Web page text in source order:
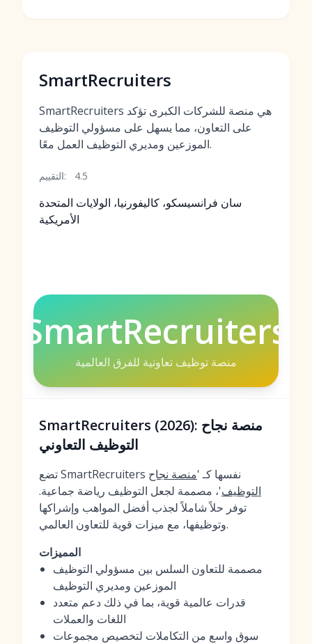
SmartRecruiters
SmartRecruiters هي منصة للشركات الكبرى تؤكد
على التعاون، مما يسهل على مسؤولي التوظيف
الموزعين ومديري التوظيف العمل معًا.
التقييم: 4.5
سان فرانسيسكو، كاليفورنيا، الولايات المتحدة
الأمريكية
SmartRecruiters
منصة توظيف تعاونية للفرق العالمية
SmartRecruiters (2026): منصة نجاح
التوظيف التعاوني
تضع SmartRecruiters نفسها كـ 'منصة نجاح
التوظيف'، مصممة لجعل التوظيف رياضة جماعية.
توفر حلاً شاملاً لجذب أفضل المواهب وإشراكها
وتوظيفها، مع ميزات قوية للتعاون العالمي.
المميزات
مصممة للتعاون السلس بين مسؤولي التوظيف
الموزعين ومديري التوظيف
قدرات عالمية قوية، بما في ذلك دعم متعدد
اللغات والعملات
سوق واسع من التكاملات لتخصيص مجموعات